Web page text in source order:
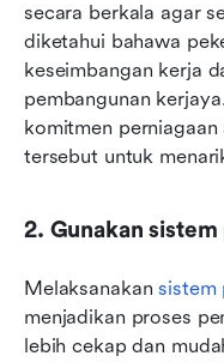
secara berkala agar
diketahui bahawa
keseimbangan kerja
pembangunan
komitmen
tersebut untuk
2. Gunakan
Melaksanakan sistem
menjadikan proses
lebih cekap dan